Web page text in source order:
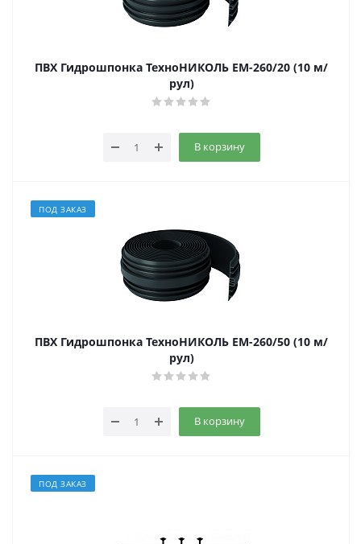
ПВХ Гидрошпонка ТехноНИКОЛЬ EM-260/20 (10 м/
рул)
В корзину
ПОД ЗАКАЗ
ПВХ Гидрошпонка ТехноНИКОЛЬ EM-260/50 (10 м/
рул)
В корзину
ПОД ЗАКАЗ